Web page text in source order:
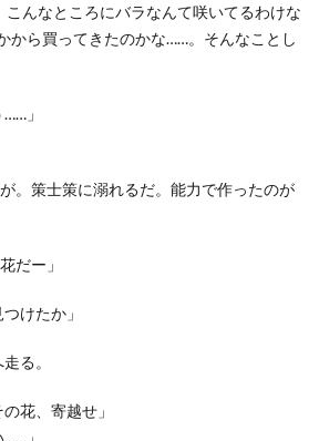
んなところにバラなんて咲いてるわけな
から買ってきたのかな……。そんなことし
」
。策士策に溺れるだ。能力で作ったのが
だー」
けたか」
る。
花、寄越せ」
」